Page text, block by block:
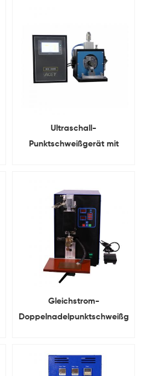
Ultraschall-
Punktschweißgerät mit
Gleichstrom-